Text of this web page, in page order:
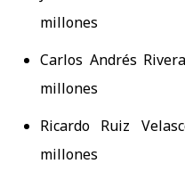
millones
Carlos Andrés
millones
Ricardo Ruiz
millones